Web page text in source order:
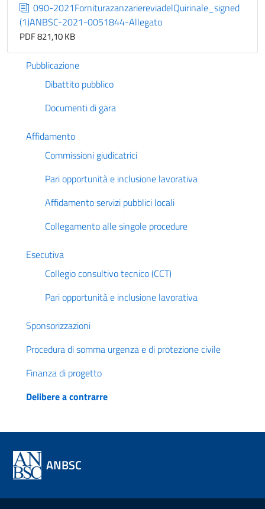
090-2021ForniturazanzariereviadelQuirinale_signed
(1)ANBSC-2021-0051844-Allegato
PDF 821,10 KB
Pubblicazione
Dibattito pubblico
Documenti di gara
Affidamento
Commissioni giudicatrici
Pari opportunità e inclusione lavorativa
Affidamento servizi pubblici locali
Collegamento alle singole procedure
Esecutiva
Collegio consultivo tecnico (CCT)
Pari opportunità e inclusione lavorativa
Sponsorizzazioni
Procedura di somma urgenza e di protezione civile
Finanza di progetto
Delibere a contrarre
ANBSC